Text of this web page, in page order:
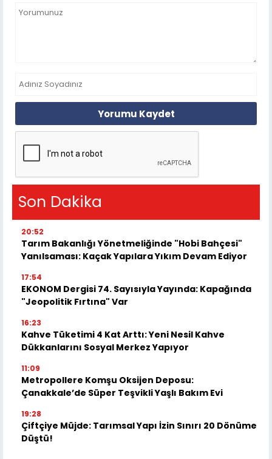
Yorumu Kaydet
Son Dakika
20:52
Tarım Bakanlığı Yönetmeliğinde "Hobi Bahçesi"
Yanılsaması: Kaçak Yapılara Yıkım Devam Ediyor
17:54
EKONOM Dergisi 74. Sayısıyla Yayında: Kapağında
"Jeopolitik Fırtına" Var
16:23
Kahve Tüketimi 4 Kat Arttı: Yeni Nesil Kahve
Dükkanlarını Sosyal Merkez Yapıyor
11:09
Metropollere Komşu Oksijen Deposu:
Çanakkale’de Süper Teşvikli Yaşlı Bakım Evi
19:28
Çiftçiye Müjde: Tarımsal Yapı İzin Sınırı 20 Dönüme
Düştü!